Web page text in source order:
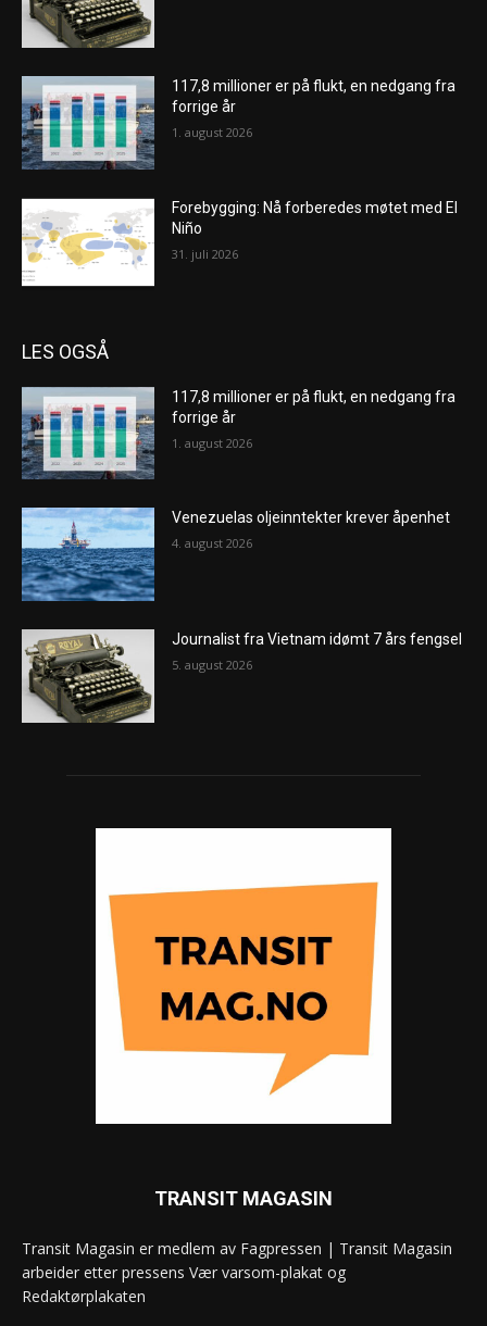
117,8 millioner er på flukt, en nedgang fra
forrige år
1. august 2026
Forebygging: Nå forberedes møtet med El
Niño
31. juli 2026
LES OGSÅ
117,8 millioner er på flukt, en nedgang fra
forrige år
1. august 2026
Venezuelas oljeinntekter krever åpenhet
4. august 2026
Journalist fra Vietnam idømt 7 års fengsel
5. august 2026
TRANSIT MAGASIN
Transit Magasin er medlem av Fagpressen | Transit Magasin
arbeider etter pressens Vær varsom-plakat og
Redaktørplakaten